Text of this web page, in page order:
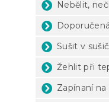
Nebělit,
Sušit v
Žehlit při
Zapínaní na